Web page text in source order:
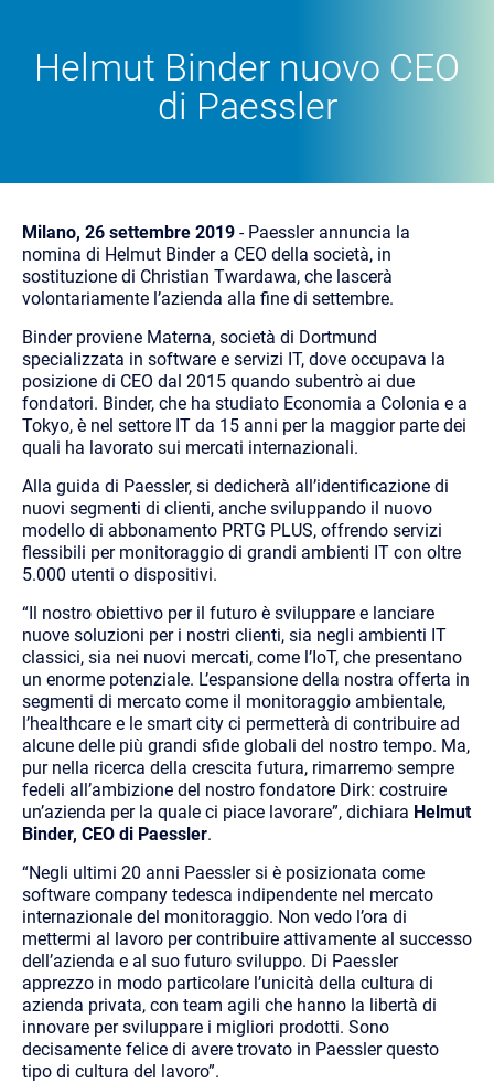
Helmut Binder nuovo CEO
di Paessler
Milano, 26 settembre 2019 - Paessler annuncia la
nomina di Helmut Binder a CEO della società, in
sostituzione di Christian Twardawa, che lascerà
volontariamente l’azienda alla fine di settembre.
Binder proviene Materna, società di Dortmund
specializzata in software e servizi IT, dove occupava la
posizione di CEO dal 2015 quando subentrò ai due
fondatori. Binder, che ha studiato Economia a Colonia e a
Tokyo, è nel settore IT da 15 anni per la maggior parte dei
quali ha lavorato sui mercati internazionali.
Alla guida di Paessler, si dedicherà all’identificazione di
nuovi segmenti di clienti, anche sviluppando il nuovo
modello di abbonamento PRTG PLUS, offrendo servizi
flessibili per monitoraggio di grandi ambienti IT con oltre
5.000 utenti o dispositivi.
“Il nostro obiettivo per il futuro è sviluppare e lanciare
nuove soluzioni per i nostri clienti, sia negli ambienti IT
classici, sia nei nuovi mercati, come l’IoT, che presentano
un enorme potenziale. L’espansione della nostra offerta in
segmenti di mercato come il monitoraggio ambientale,
l’healthcare e le smart city ci permetterà di contribuire ad
alcune delle più grandi sfide globali del nostro tempo. Ma,
pur nella ricerca della crescita futura, rimarremo sempre
fedeli all’ambizione del nostro fondatore Dirk: costruire
un’azienda per la quale ci piace lavorare”, dichiara Helmut
Binder, CEO di Paessler.
“Negli ultimi 20 anni Paessler si è posizionata come
software company tedesca indipendente nel mercato
internazionale del monitoraggio. Non vedo l’ora di
mettermi al lavoro per contribuire attivamente al successo
dell’azienda e al suo futuro sviluppo. Di Paessler
apprezzo in modo particolare l’unicità della cultura di
azienda privata, con team agili che hanno la libertà di
innovare per sviluppare i migliori prodotti. Sono
decisamente felice di avere trovato in Paessler questo
tipo di cultura del lavoro”.